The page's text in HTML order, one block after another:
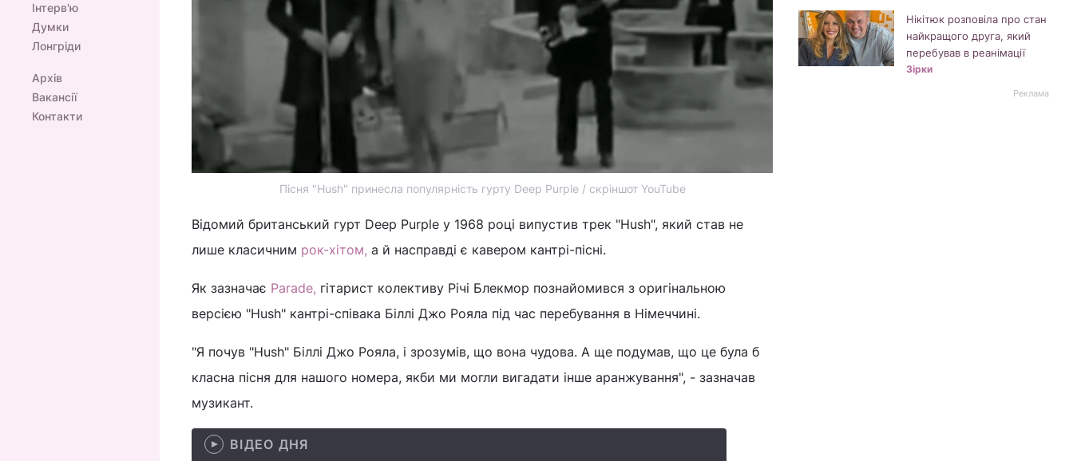
Інтерв'ю
Думки
Лонгріди
Архів
Вакансії
Контакти
Пісня "Hush" принесла популярність гурту Deep Purple / скріншот YouTube
Відомий британський гурт Deep Purple у 1968 році випустив трек "Hush", який став не
лише класичним рок-хітом, а й насправді є кавером кантрі-пісні.
Як зазначає Parade, гітарист колективу Річі Блекмор познайомився з оригінальною
версією "Hush" кантрі-співака Біллі Джо Рояла під час перебування в Німеччині.
"Я почув "Hush" Біллі Джо Рояла, і зрозумів, що вона чудова. А ще подумав, що це була б
класна пісня для нашого номера, якби ми могли вигадати інше аранжування", - зазначав
музикант.
ВІДЕО ДНЯ
Нікітюк розповіла про стан
найкращого друга, який
перебував в реанімації
Зірки
Реклама